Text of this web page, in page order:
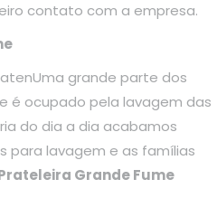
contato com a empresa.
grande parte dos
é ocupado pela lavagem das
do dia a dia acabamos
para lavagem e as famílias
Grande Fume